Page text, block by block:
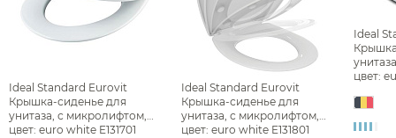
Ideal Standard Eurovit
Крышка-сиденье для
унитаза, с микролифтом,
цвет: euro white E131701
Ideal Standard Eurovit
Крышка-сиденье для
унитаза, с микролифтом,
цвет: euro white E131801
Ideal
цвет: